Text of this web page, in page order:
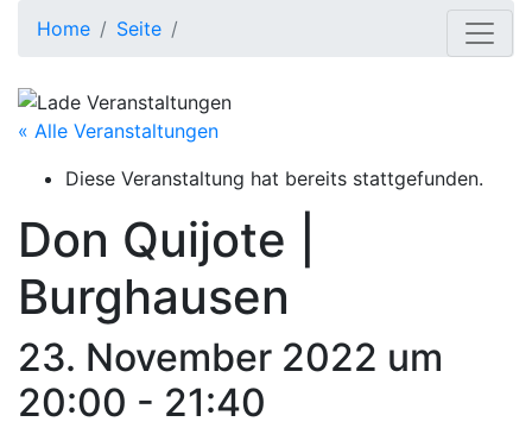
Home Seite
« Alle Veranstaltungen
Diese Veranstaltung hat bereits stattgefunden.
Don Quijote |
Burghausen
23. November 2022 um
20:00 - 21:40